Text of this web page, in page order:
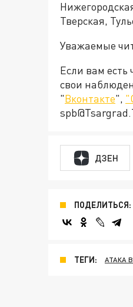
Тверская,
Уважаемые
Если вам есть
свои
"Вконтакте",
ДЗЕН
ПОДЕЛИТЬСЯ:
ТЕГИ: АТАКА